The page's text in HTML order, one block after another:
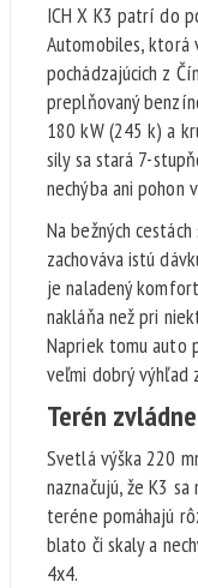
ICH X K3 patrí do
Automobiles, ktorá
pochádzajúcich z
preplňovaný
180 kW (245 k) a
sily sa stará 7-
nechýba ani pohon
Na bežných
zachováva istú
je naladený
nakláňa než pri
Napriek tomu auto
veľmi dobrý výhľad
Terén
Svetlá výška 220
naznačujú, že K3
teréne pomáhajú
blato či skaly a
4x4.